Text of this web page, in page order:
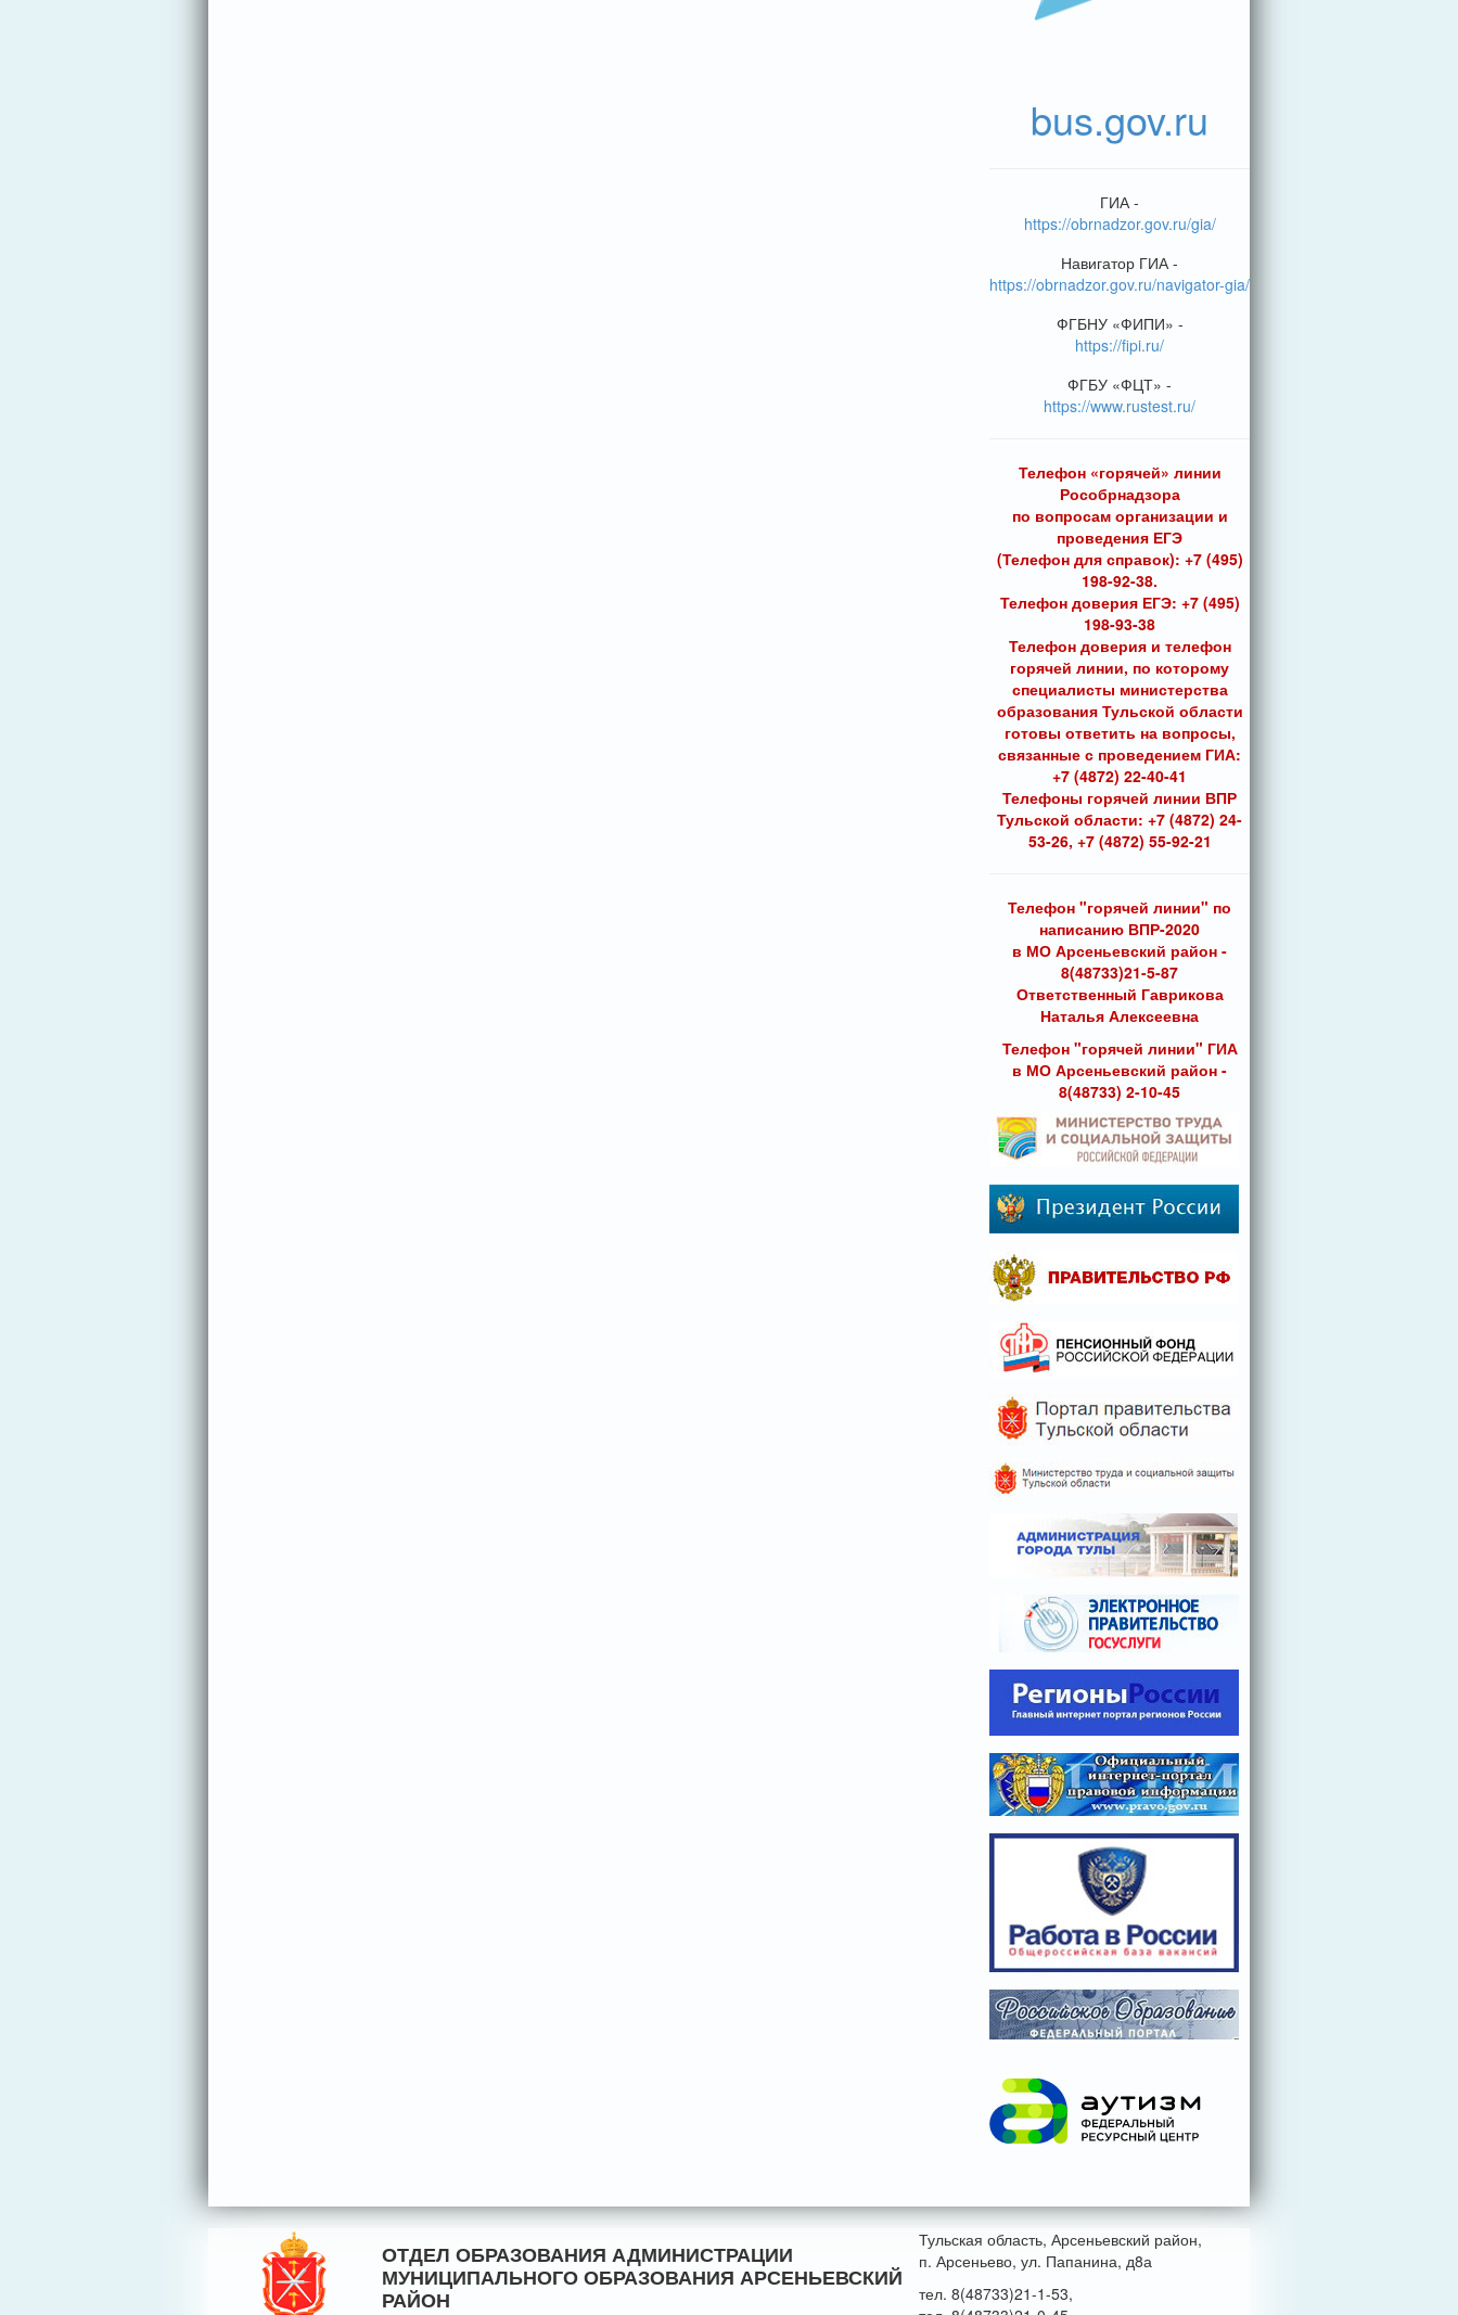
bus.gov.ru
ГИА -
https://obrnadzor.gov.ru/gia/
Навигатор ГИА -
https://obrnadzor.gov.ru/navigator-gia/
ФГБНУ «ФИПИ» -
https://fipi.ru/
ФГБУ «ФЦТ» -
https://www.rustest.ru/
Телефон «горячей» линии
Рособрнадзора
по вопросам организации и
проведения ЕГЭ
(Телефон для справок): +7 (495)
198-92-38.
Телефон доверия ЕГЭ: +7 (495)
198-93-38
Телефон доверия и телефон
горячей линии, по которому
специалисты министерства
образования Тульской области
готовы ответить на вопросы,
связанные с проведением ГИА:
+7 (4872) 22-40-41
Телефоны горячей линии ВПР
Тульской области: +7 (4872) 24-
53-26, +7 (4872) 55-92-21
Телефон "горячей линии" по
написанию ВПР-2020
в МО Арсеньевский район -
8(48733)21-5-87
Ответственный Гаврикова
Наталья Алексеевна
Телефон "горячей линии" ГИА
в МО Арсеньевский район -
8(48733) 2-10-45
ОТДЕЛ ОБРАЗОВАНИЯ АДМИНИСТРАЦИИ
МУНИЦИПАЛЬНОГО ОБРАЗОВАНИЯ АРСЕНЬЕВСКИЙ
РАЙОН
Тульская область, Арсеньевский район,
п. Арсеньево, ул. Папанина, д8а
тел. 8(48733)21-1-53,